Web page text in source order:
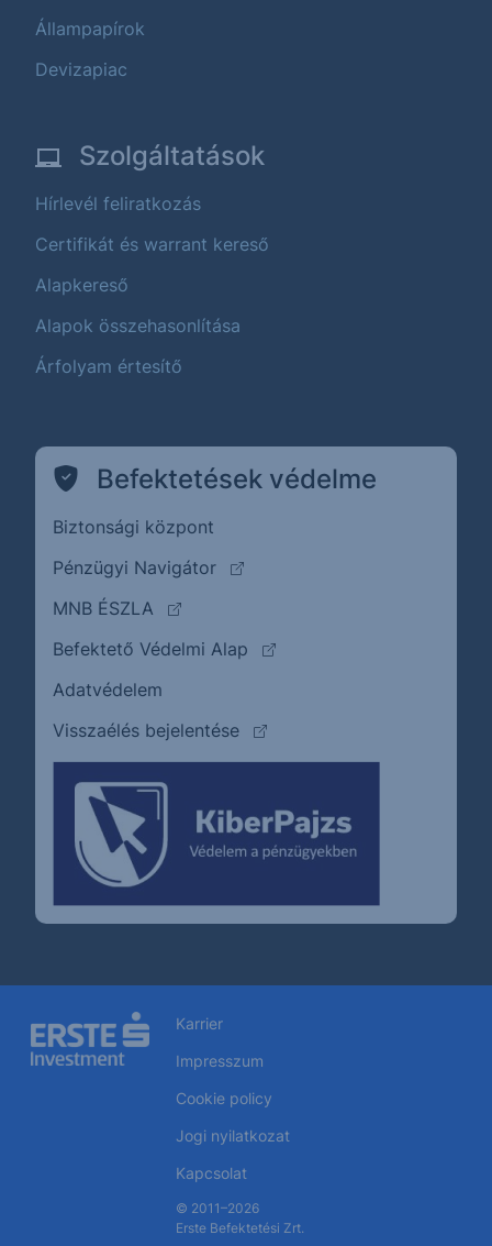
Állampapírok
Devizapiac
Szolgáltatások
Hírlevél feliratkozás
Certifikát és warrant kereső
Alapkereső
Alapok összehasonlítása
Árfolyam értesítő
Befektetések védelme
Biztonsági központ
Pénzügyi Navigátor
(külső oldalra ugrik)
MNB ÉSZLA
(külső oldalra ugrik)
Befektető Védelmi Alap
(külső oldalra ugrik)
Adatvédelem
Visszaélés bejelentése
(külső oldalra ugrik)
Karrier
Impresszum
Cookie policy
Jogi nyilatkozat
Kapcsolat
© 2011–2026
Erste Befektetési Zrt.